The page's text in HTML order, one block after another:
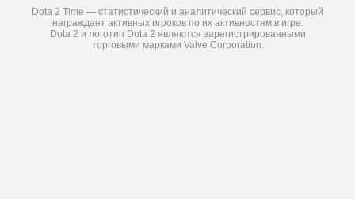
Dota 2 Time — статистический и аналитический сервис, который
награждает активных игроков по их активностям в игре.
Dota 2 и логотип Dota 2 являются зарегистрированными
торговыми марками Valve Corporation.